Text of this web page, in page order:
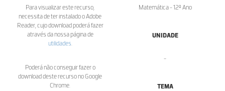
Para visualizar este recurso,
necessita de ter instalado o Adobe
Reader, cujo download poderá fazer
através da nossa página de
utilidades
Poderá não conseguir fazer o
download deste recurso no Google
Chrome.
Matemática - 12º Ano
UNIDADE
-
TEMA